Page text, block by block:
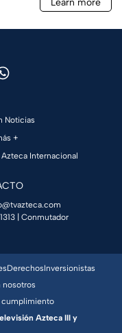
Noticias
+
Azteca Internacional
| Conmutador
DerechosInversionistas
nosotros
cumplimiento
Azteca III y